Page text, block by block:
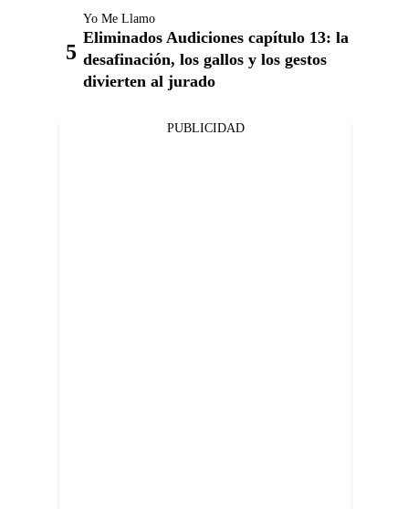
Yo Me Llamo
Eliminados Audiciones capítulo 13: la
desafinación, los gallos y los gestos
divierten al jurado
PUBLICIDAD